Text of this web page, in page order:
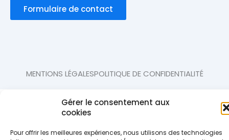
Gérer le consentement aux
cookies
Pour offrir les meilleures expériences, nous utilisons des technologies
Formulaire de contact
MENTIONS LÉGALESPOLITIQUE DE CONFIDENTIALITÉ